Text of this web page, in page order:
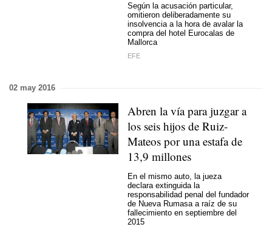
Según la acusación particular,
omitieron deliberadamente su
insolvencia a la hora de avalar la
compra del hotel Eurocalas de
Mallorca
EFE
02 may 2016
Abren la vía para juzgar a
los seis hijos de Ruiz-
Mateos por una estafa de
13,9 millones
En el mismo auto, la jueza
declara extinguida la
responsabilidad penal del fundador
de Nueva Rumasa a raíz de su
fallecimiento en septiembre del
2015